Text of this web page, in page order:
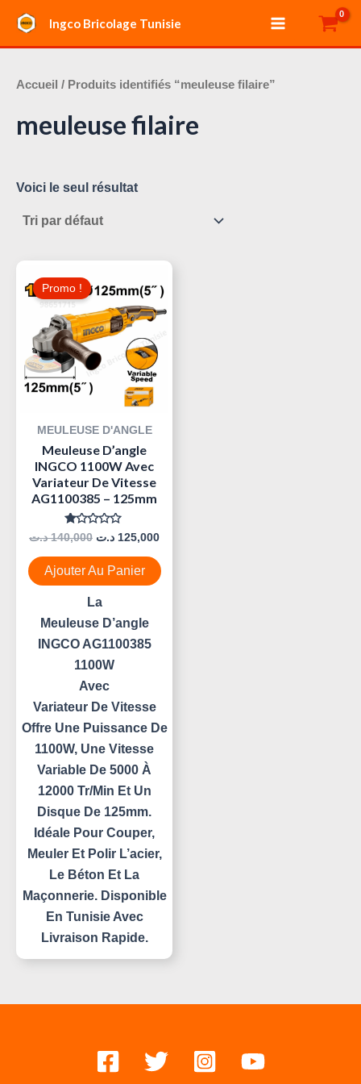
contenu
Ingco Bricolage Tunisie
Main
Menu
Accueil / Produits identifiés “meuleuse filaire”
meuleuse filaire
Voici le seul résultat
Promo !
MEULEUSE D'ANGLE
Meuleuse D’angle
INGCO 1100W Avec
Variateur De Vitesse
AG1100385 – 125mm
Note
0
Sur
5
140,000 د.ت
Initial
Était :
125,000 د.ت
Le
Actuel
Est :
Ajouter Au Panier
La
Meuleuse D’angle
INGCO AG1100385
1100W
Avec
Variateur De Vitesse
Offre Une Puissance De
1100W, Une Vitesse
Variable De 5000 À
12000 Tr/min Et Un
Disque De 125mm.
Idéale Pour Couper,
Meuler Et Polir L’acier,
Le Béton Et La
Maçonnerie. Disponible
En Tunisie Avec
Livraison Rapide.